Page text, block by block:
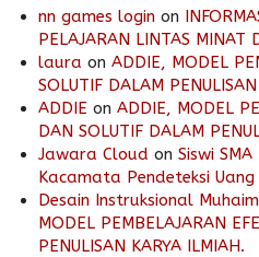
nn games login on
PELAJARAN LINTAS MINAT
laura on ADDIE, MODEL
SOLUTIF DALAM
ADDIE on ADDIE, MODEL
DAN SOLUTIF DALAM
Jawara Cloud on Siswi
Kacamata Pendeteksi Uang
Desain Instruksional
MODEL PEMBELAJARAN
PENULISAN KARYA ILMIAH.